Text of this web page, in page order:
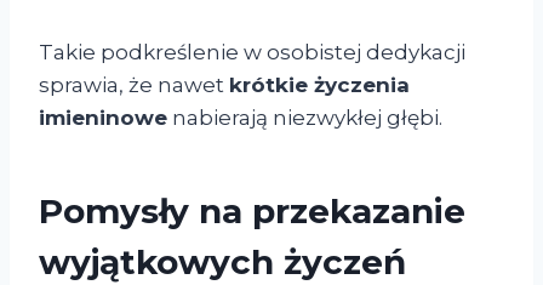
Takie podkreślenie w osobistej dedykacji
sprawia, że nawet krótkie życzenia
imieninowe nabierają niezwykłej głębi.
Pomysły na przekazanie
wyjątkowych życzeń